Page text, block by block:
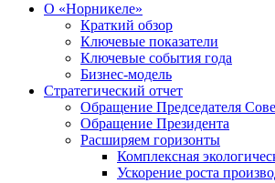
О «Норникеле»
Краткий обзор
Ключевые показатели
Ключевые события года
Бизнес-модель
Стратегический отчет
Обращение Председателя
Обращение Президента
Расширяем горизонты
Комплексная
Ускорение роста